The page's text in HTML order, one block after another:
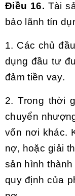
Điều 16. Tài
bảo lãnh tín
1. Các chủ
dụng đầu tư
đảm tiền vay.
2. Trong thời
chuyển
vốn nơi khác.
nợ, hoặc giải
sản hình
quy định của